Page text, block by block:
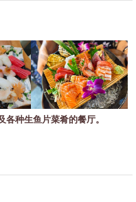
种生鱼片菜肴的餐厅。